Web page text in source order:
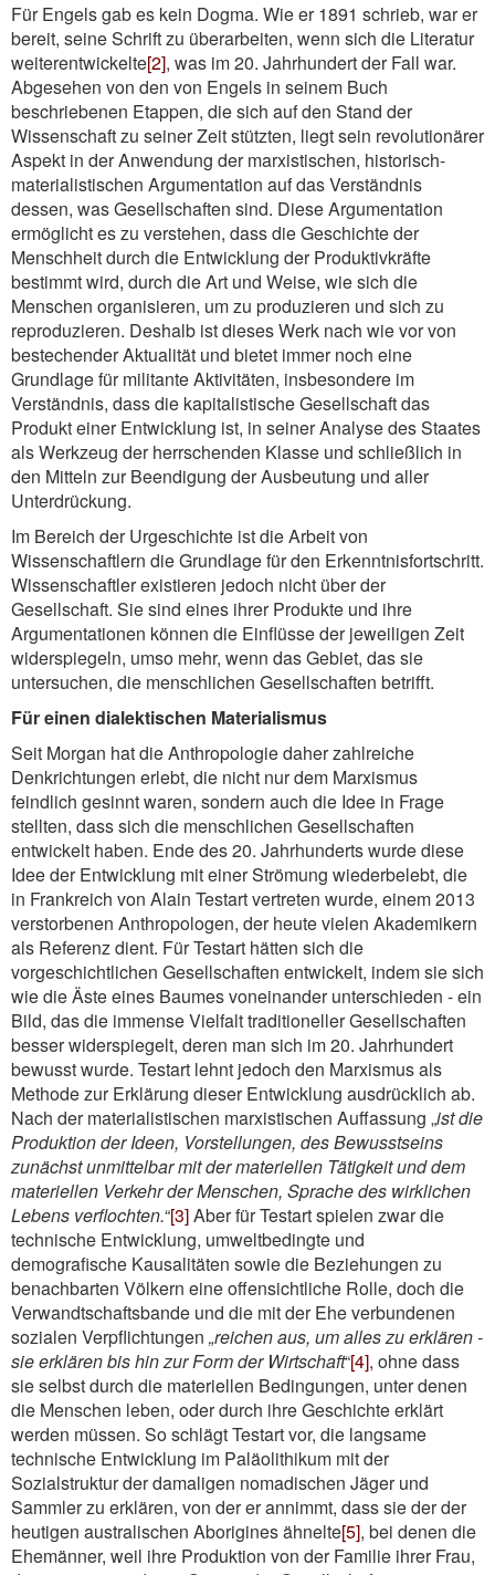
Für Engels gab es kein Dogma. Wie er 1891 schrieb, war er
bereit, seine Schrift zu überarbeiten, wenn sich die Literatur
weiterentwickelte[2], was im 20. Jahrhundert der Fall war.
Abgesehen von den von Engels in seinem Buch
beschriebenen Etappen, die sich auf den Stand der
Wissenschaft zu seiner Zeit stützten, liegt sein revolutionärer
Aspekt in der Anwendung der marxistischen, historisch-
materialistischen Argumentation auf das Verständnis
dessen, was Gesellschaften sind. Diese Argumentation
ermöglicht es zu verstehen, dass die Geschichte der
Menschheit durch die Entwicklung der Produktivkräfte
bestimmt wird, durch die Art und Weise, wie sich die
Menschen organisieren, um zu produzieren und sich zu
reproduzieren. Deshalb ist dieses Werk nach wie vor von
bestechender Aktualität und bietet immer noch eine
Grundlage für militante Aktivitäten, insbesondere im
Verständnis, dass die kapitalistische Gesellschaft das
Produkt einer Entwicklung ist, in seiner Analyse des Staates
als Werkzeug der herrschenden Klasse und schließlich in
den Mitteln zur Beendigung der Ausbeutung und aller
Unterdrückung.
Im Bereich der Urgeschichte ist die Arbeit von
Wissenschaftlern die Grundlage für den Erkenntnisfortschritt.
Wissenschaftler existieren jedoch nicht über der
Gesellschaft. Sie sind eines ihrer Produkte und ihre
Argumentationen können die Einflüsse der jeweiligen Zeit
widerspiegeln, umso mehr, wenn das Gebiet, das sie
untersuchen, die menschlichen Gesellschaften betrifft.
Für einen dialektischen Materialismus
Seit Morgan hat die Anthropologie daher zahlreiche
Denkrichtungen erlebt, die nicht nur dem Marxismus
feindlich gesinnt waren, sondern auch die Idee in Frage
stellten, dass sich die menschlichen Gesellschaften
entwickelt haben. Ende des 20. Jahrhunderts wurde diese
Idee der Entwicklung mit einer Strömung wiederbelebt, die
in Frankreich von Alain Testart vertreten wurde, einem 2013
verstorbenen Anthropologen, der heute vielen Akademikern
als Referenz dient. Für Testart hätten sich die
vorgeschichtlichen Gesellschaften entwickelt, indem sie sich
wie die Äste eines Baumes voneinander unterschieden - ein
Bild, das die immense Vielfalt traditioneller Gesellschaften
besser widerspiegelt, deren man sich im 20. Jahrhundert
bewusst wurde. Testart lehnt jedoch den Marxismus als
Methode zur Erklärung dieser Entwicklung ausdrücklich ab.
Nach der materialistischen marxistischen Auffassung „ist die
Produktion der Ideen, Vorstellungen, des Bewusstseins
zunächst unmittelbar mit der materiellen Tätigkeit und dem
materiellen Verkehr der Menschen, Sprache des wirklichen
Lebens verflochten.“[3]Aber für Testart spielen zwar die
technische Entwicklung, umweltbedingte und
demografische Kausalitäten sowie die Beziehungen zu
benachbarten Völkern eine offensichtliche Rolle, doch die
Verwandtschaftsbande und die mit der Ehe verbundenen
sozialen Verpflichtungen „reichen aus, um alles zu erklären -
sie erklären bis hin zur Form der Wirtschaft“[4], ohne dass
sie selbst durch die materiellen Bedingungen, unter denen
die Menschen leben, oder durch ihre Geschichte erklärt
werden müssen. So schlägt Testart vor, die langsame
technische Entwicklung im Paläolithikum mit der
Sozialstruktur der damaligen nomadischen Jäger und
Sammler zu erklären, von der er annimmt, dass sie der der
heutigen australischen Aborigines ähnelte[5], bei denen die
Ehemänner, weil ihre Produktion von der Familie ihrer Frau,